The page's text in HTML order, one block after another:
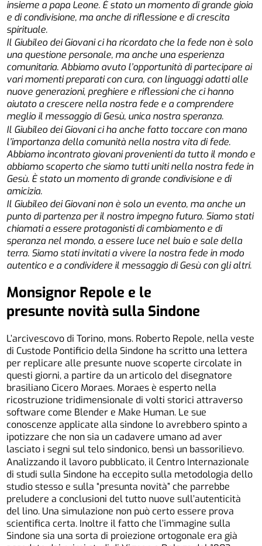
insieme a papa Leone. È stato un momento di grande gioia
e di condivisione, ma anche di riflessione e di crescita
spirituale.
Il Giubileo dei Giovani ci ha ricordato che la fede non è solo
una questione personale, ma anche una esperienza
comunitaria. Abbiamo avuto l’opportunità di partecipare ai
vari momenti preparati con cura, con linguaggi adatti alle
nuove generazioni, preghiere e riflessioni che ci hanno
aiutato a crescere nella nostra fede e a comprendere
meglio il messaggio di Gesù, unica nostra speranza.
Il Giubileo dei Giovani ci ha anche fatto toccare con mano
l’importanza della comunità nella nostra vita di fede.
Abbiamo incontrato giovani provenienti da tutto il mondo e
abbiamo scoperto che siamo tutti uniti nella nostra fede in
Gesù. È stato un momento di grande condivisione e di
amicizia.
Il Giubileo dei Giovani non è solo un evento, ma anche un
punto di partenza per il nostro impegno futuro. Siamo stati
chiamati a essere protagonisti di cambiamento e di
speranza nel mondo, a essere luce nel buio e sale della
terra. Siamo stati invitati a vivere la nostra fede in modo
autentico e a condividere il messaggio di Gesù con gli altri.
Monsignor Repole e le
presunte novità sulla Sindone
L’arcivescovo di Torino, mons. Roberto Repole, nella veste
di Custode Pontificio della Sindone ha scritto una lettera
per replicare alle presunte nuove scoperte circolate in
questi giorni, a partire da un articolo del disegnatore
brasiliano Cicero Moraes. Moraes è esperto nella
ricostruzione tridimensionale di volti storici attraverso
software come Blender e Make Human. Le sue
conoscenze applicate alla sindone lo avrebbero spinto a
ipotizzare che non sia un cadavere umano ad aver
lasciato i segni sul telo sindonico, bensì un bassorilievo.
Analizzando il lavoro pubblicato, il Centro Internazionale
di studi sulla Sindone ha eccepito sulla metodologia dello
studio stesso e sulla “presunta novità” che parrebbe
preludere a conclusioni del tutto nuove sull’autenticità
del lino. Una simulazione non può certo essere prova
scientifica certa. Inoltre il fatto che l’immagine sulla
Sindone sia una sorta di proiezione ortogonale era già